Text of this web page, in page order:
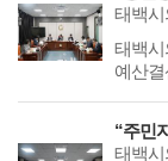
태백시
예산